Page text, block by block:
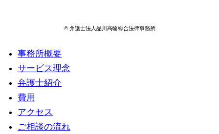
© 弁護士法人品川高輪総合法律事務所
事務所概要
サービス理念
弁護士紹介
費用
アクセス
ご相談の流れ